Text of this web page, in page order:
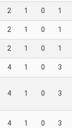
2 1 0 1
2 1 0 1
2 1 0 1
4 1 0 3
4 1 0 3
4 1 0 3